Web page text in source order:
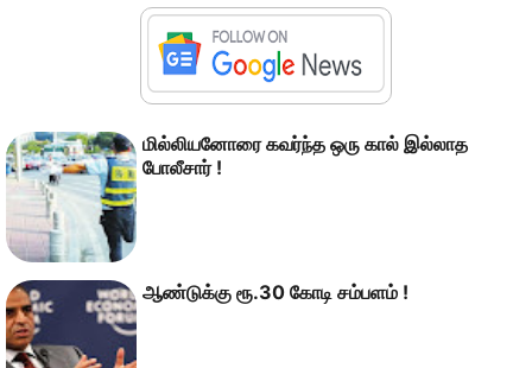
மில்லியனோரை கவர்ந்த ஒரு கால் இல்லாத
போலீசார் !
ஆண்டுக்கு ரூ.30 கோடி சம்பளம் !